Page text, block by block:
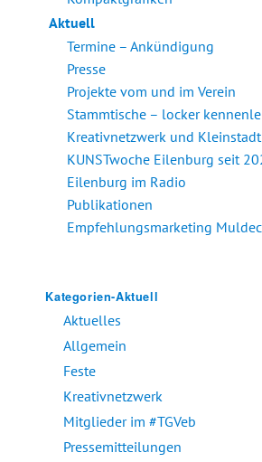
Aktuell
Termine – Ankündigung
Presse
Projekte vom und im Verein
Stammtische – locker
Kreativnetzwerk und
KUNSTwoche Eilenburg seit
Eilenburg im Radio
Publikationen
Empfehlungsmarketing
Kategorien-Aktuell
Aktuelles
Allgemein
Feste
Kreativnetzwerk
Mitglieder im #TGVeb
Pressemitteilungen